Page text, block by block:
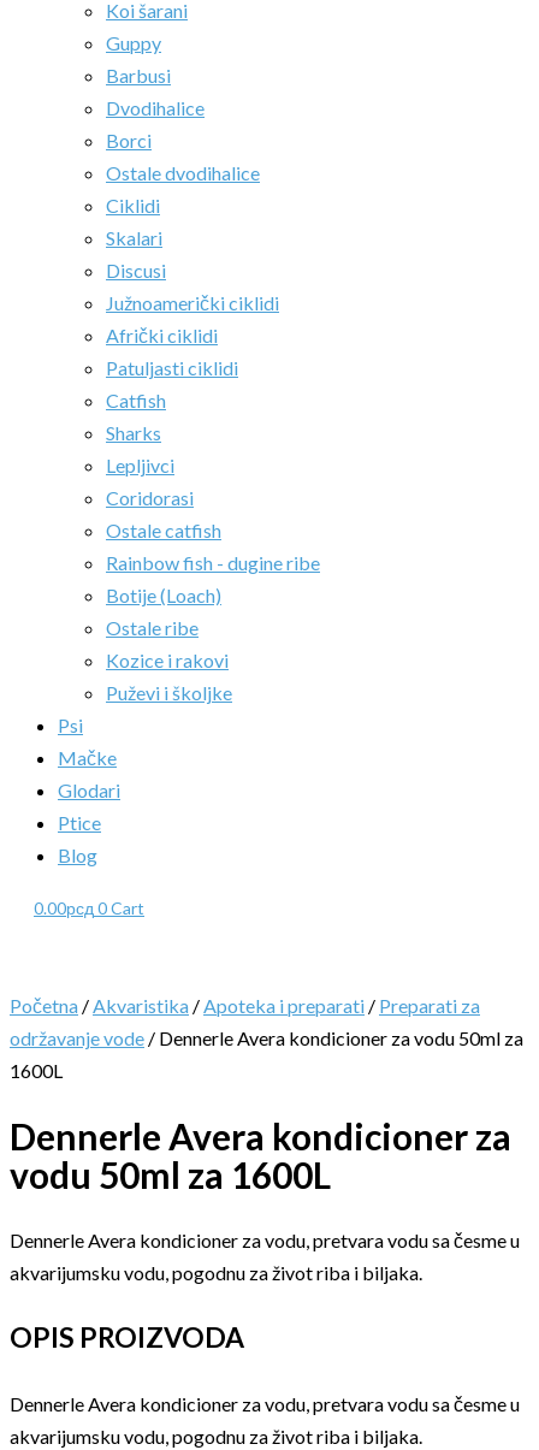
Koi šarani
Guppy
Barbusi
Dvodihalice
Borci
Ostale dvodihalice
Ciklidi
Skalari
Discusi
Južnoamerički ciklidi
Afrički ciklidi
Patuljasti ciklidi
Catfish
Sharks
Lepljivci
Coridorasi
Ostale catfish
Rainbow fish - dugine ribe
Botije (Loach)
Ostale ribe
Kozice i rakovi
Puževi i školjke
Psi
Mačke
Glodari
Ptice
Blog
0.00рсд 0Cart
Početna /Akvaristika /Apoteka i preparati / Preparati za
održavanje vode / Dennerle Avera kondicioner za vodu 50ml za
1600L
Dennerle Avera kondicioner za
vodu 50ml za 1600L
Dennerle Avera kondicioner za vodu, pretvara vodu sa česme u
akvarijumsku vodu, pogodnu za život riba i biljaka.
OPIS PROIZVODA
Dennerle Avera kondicioner za vodu, pretvara vodu sa česme u
akvarijumsku vodu, pogodnu za život riba i biljaka.